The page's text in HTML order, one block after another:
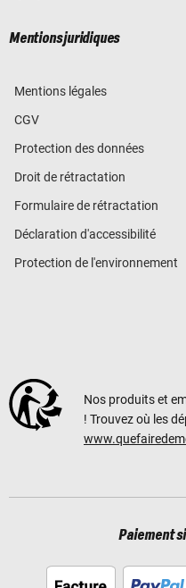
Mentions juridiques
Mentions légales
CGV
Protection des données
Droit de rétractation
Formulaire de rétractation
Déclaration d'accessibilité
Protection de l'environnement
Nos produits et
! Trouvez où les
Paiement